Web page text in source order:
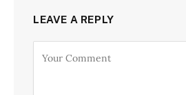
LEAVE A REPLY